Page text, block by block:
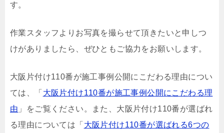
す。
作業スタッフよりお写真を撮らせて頂きたいと申しつ
けがありましたら、ぜひともご協力をお願いします。
大阪片付け110番が施工事例公開にこだわる理由につい
ては、「 大阪片付け110番が施工事例公開にこだわる理
由 」をご覧ください。また、大阪片付け110番が選ばれ
る理由については「 大阪片付け110番が選ばれる6つの